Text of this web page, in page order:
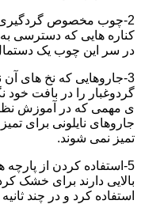
2-چوب مخصوص
کناره هایی که دسترسی
در سر این چوب یک
3-جاروهایی که نخ های
گردوغبار را در بافت خود
ی مهمی که در آموزش
جاروهای نایلونی برای
تمیز نمی شوند.
5-استفاده کردن از
بالایی دارند برای خشک
استفاده کرد و در چند